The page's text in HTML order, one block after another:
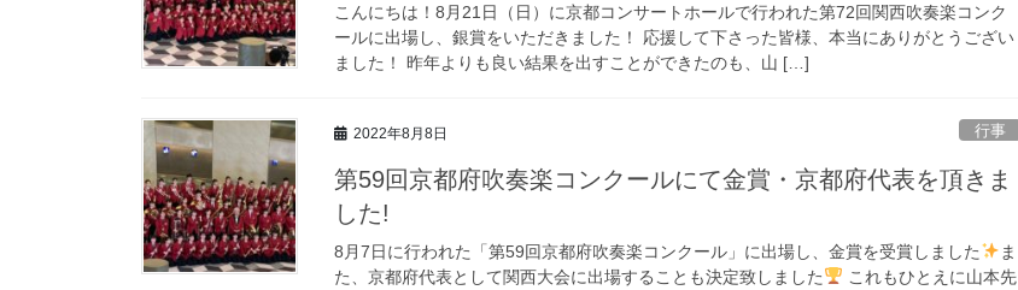
こんにちは！8月21日（日）に京都コンサートホールで行われた第72回関西吹奏楽コンク
ールに出場し、銀賞をいただきました！ 応援して下さった皆様、本当にありがとうござい
ました！ 昨年よりも良い結果を出すことができたのも、山 […]
2022年8月8日 行事
第59回京都府吹奏楽コンクールにて金賞・京都府代表を頂きま
した!
8月7日に行われた「第59回京都府吹奏楽コンクール」に出場し、金賞を受賞しました
ま
た、京都府代表として関西大会に出場することも決定致しました
これもひとえに山本先